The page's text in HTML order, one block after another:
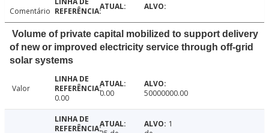
Comentário
Volume of private capital mobilized to support delivery
of new or improved electricity service through off-grid
solar systems
Valor
0.00
0.00 50000000.00
1